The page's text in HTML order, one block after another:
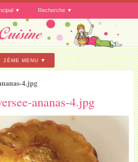
Recherche
2ÈME MENU
4.jpg
ananas-4.jpg